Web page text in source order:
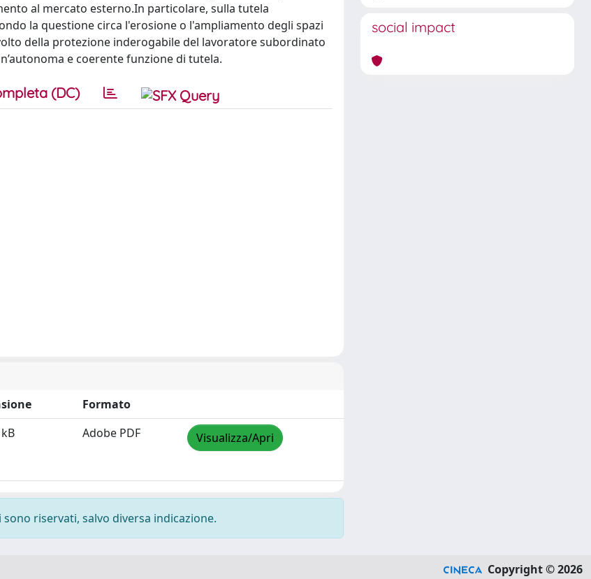
al mercato esterno.In particolare, sulla tutela
la questione circa l'erosione o l'ampliamento degli spazi
della protezione inderogabile del lavoratore subordinato
e coerente funzione di tutela.
(DC)
Formato
Adobe PDF Visualizza/Apri
riservati, salvo diversa indicazione.
social impact
Copyright © 2026